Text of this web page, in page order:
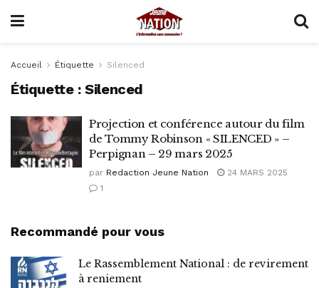
Accueil Étiquette Silenced
Étiquette :Silenced
Projection et conférence autour du film
de Tommy Robinson « SILENCED » –
Perpignan – 29 mars 2025
par Redaction Jeune Nation
24 MARS 2025
1
Recommandé pour vous
Le Rassemblement National : de revirement
à reniement